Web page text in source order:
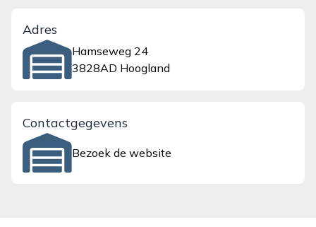
Adres
Hamseweg 24
3828AD Hoogland
Contactgegevens
Bezoek de website